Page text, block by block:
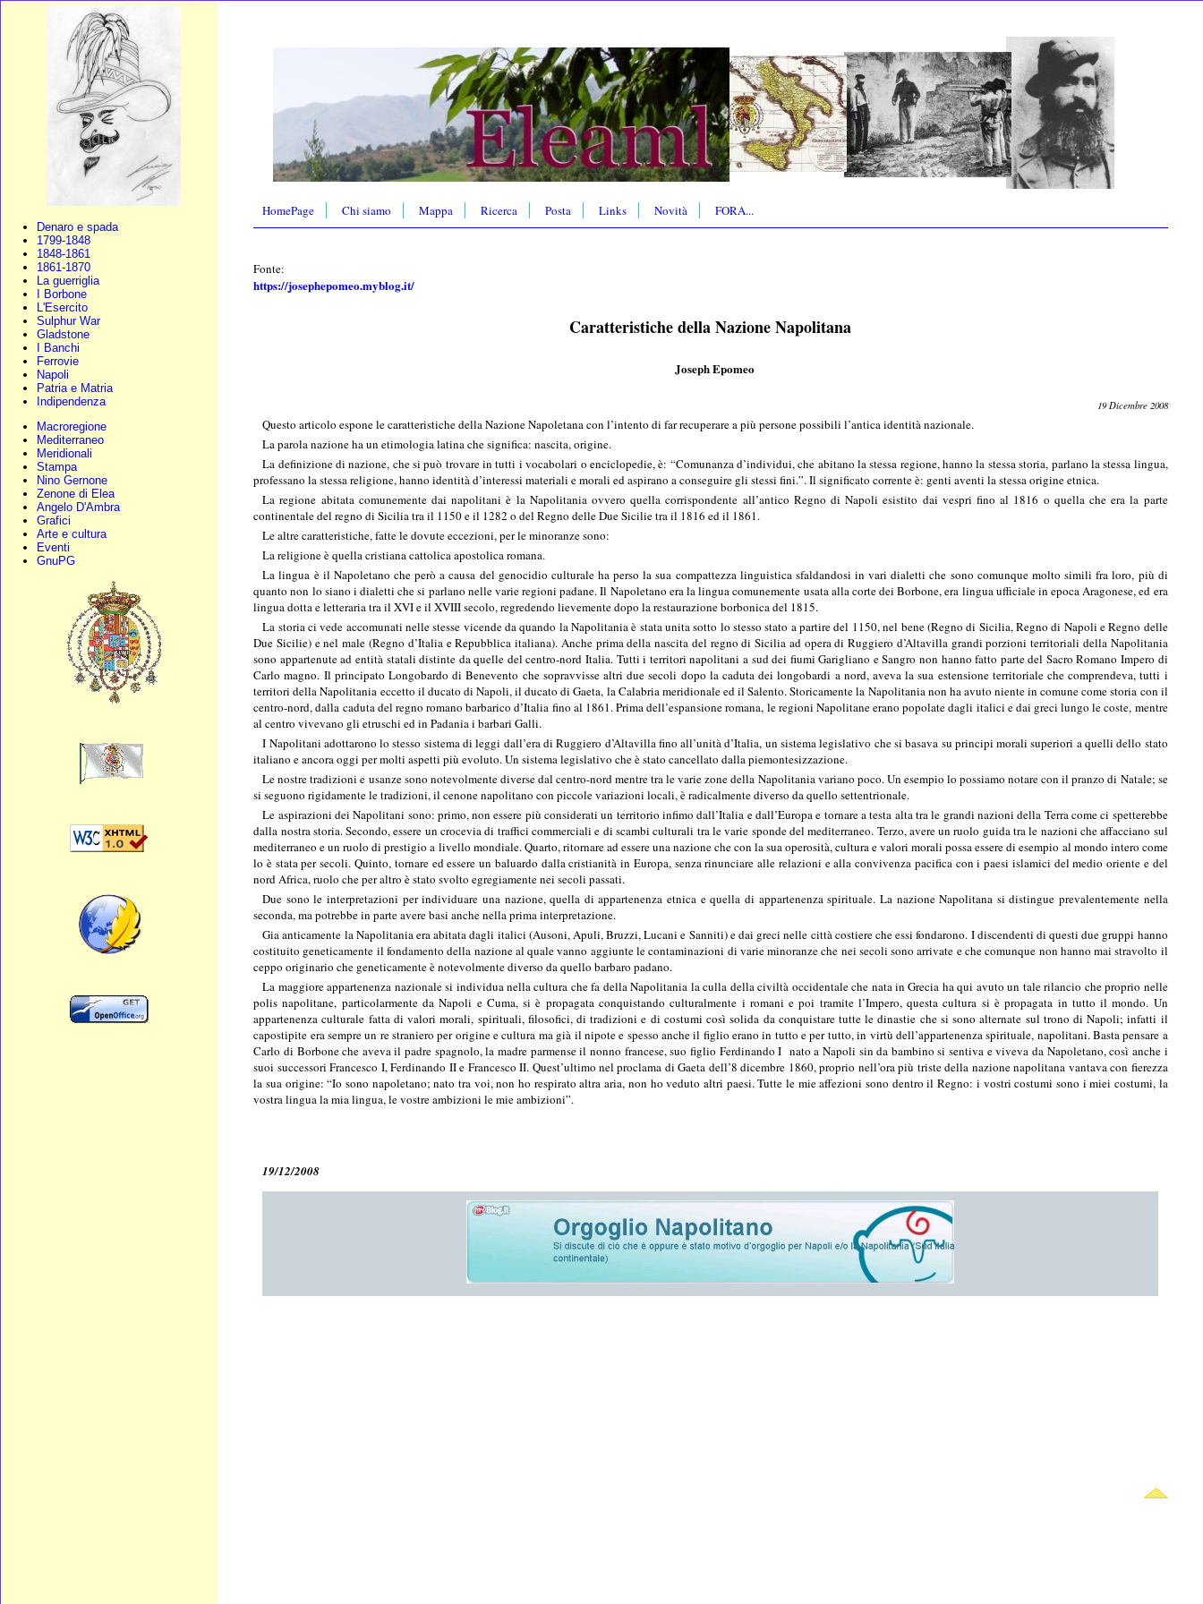
Denaro e spada
1799-1848
1848-1861
1861-1870
La guerriglia
I Borbone
L'Esercito
Sulphur War
Gladstone
I Banchi
Ferrovie
Napoli
Patria e Matria
Indipendenza
Macroregione
Mediterraneo
Meridionali
Stampa
Nino Gernone
Zenone di Elea
Angelo D'Ambra
Grafici
Arte e cultura
Eventi
GnuPG
HomePage Chi siamo Mappa Ricerca Posta Links Novità FORA...
Fonte:
https://josephepomeo.myblog.it/
Caratteristiche della Nazione Napolitana
Joseph Epomeo
19 Dicembre 2008
Questo articolo espone le caratteristiche della Nazione Napoletana con l’intento di far recuperare a più persone possibili l’antica identità nazionale.
La parola nazione ha un etimologia latina che significa: nascita, origine.
La definizione di nazione, che si può trovare in tutti i vocabolari o enciclopedie, è: “Comunanza d’individui, che abitano la stessa regione, hanno la stessa storia, parlano la stessa lingua,
professano la stessa religione, hanno identità d’interessi materiali e morali ed aspirano a conseguire gli stessi fini.”. Il significato corrente è: genti aventi la stessa origine etnica.
La regione abitata comunemente dai napolitani è la Napolitania ovvero quella corrispondente all’antico Regno di Napoli esistito dai vespri fino al 1816 o quella che era la parte
continentale del regno di Sicilia tra il 1150 e il 1282 o del Regno delle Due Sicilie tra il 1816 ed il 1861.
Le altre caratteristiche, fatte le dovute eccezioni, per le minoranze sono:
La religione è quella cristiana cattolica apostolica romana.
La lingua è il Napoletano che però a causa del genocidio culturale ha perso la sua compattezza linguistica sfaldandosi in vari dialetti che sono comunque molto simili fra loro, più di
quanto non lo siano i dialetti che si parlano nelle varie regioni padane. Il Napoletano era la lingua comunemente usata alla corte dei Borbone, era lingua ufficiale in epoca Aragonese, ed era
lingua dotta e letteraria tra il XVI e il XVIII secolo, regredendo lievemente dopo la restaurazione borbonica del 1815.
La storia ci vede accomunati nelle stesse vicende da quando la Napolitania è stata unita sotto lo stesso stato a partire del 1150, nel bene (Regno di Sicilia, Regno di Napoli e Regno delle
Due Sicilie) e nel male (Regno d’Italia e Repubblica italiana). Anche prima della nascita del regno di Sicilia ad opera di Ruggiero d’Altavilla grandi porzioni territoriali della Napolitania
sono appartenute ad entità statali distinte da quelle del centro-nord Italia. Tutti i territori napolitani a sud dei fiumi Garigliano e Sangro non hanno fatto parte del Sacro Romano Impero di
Carlo magno. Il principato Longobardo di Benevento che sopravvisse altri due secoli dopo la caduta dei longobardi a nord, aveva la sua estensione territoriale che comprendeva, tutti i
territori della Napolitania eccetto il ducato di Napoli, il ducato di Gaeta, la Calabria meridionale ed il Salento. Storicamente la Napolitania non ha avuto niente in comune come storia con il
centro-nord, dalla caduta del regno romano barbarico d’Italia fino al 1861. Prima dell’espansione romana, le regioni Napolitane erano popolate dagli italici e dai greci lungo le coste, mentre
al centro vivevano gli etruschi ed in Padania i barbari Galli.
I Napolitani adottarono lo stesso sistema di leggi dall’era di Ruggiero d’Altavilla fino all’unità d’Italia, un sistema legislativo che si basava su principi morali superiori a quelli dello stato
italiano e ancora oggi per molti aspetti più evoluto. Un sistema legislativo che è stato cancellato dalla piemontesizzazione.
Le nostre tradizioni e usanze sono notevolmente diverse dal centro-nord mentre tra le varie zone della Napolitania variano poco. Un esempio lo possiamo notare con il pranzo di Natale; se
si seguono rigidamente le tradizioni, il cenone napolitano con piccole variazioni locali, è radicalmente diverso da quello settentrionale.
Le aspirazioni dei Napolitani sono: primo, non essere più considerati un territorio infimo dall’Italia e dall’Europa e tornare a testa alta tra le grandi nazioni della Terra come ci spetterebbe
dalla nostra storia. Secondo, essere un crocevia di traffici commerciali e di scambi culturali tra le varie sponde del mediterraneo. Terzo, avere un ruolo guida tra le nazioni che affacciano sul
mediterraneo e un ruolo di prestigio a livello mondiale. Quarto, ritornare ad essere una nazione che con la sua operosità, cultura e valori morali possa essere di esempio al mondo intero come
lo è stata per secoli. Quinto, tornare ed essere un baluardo dalla cristianità in Europa, senza rinunciare alle relazioni e alla convivenza pacifica con i paesi islamici del medio oriente e del
nord Africa, ruolo che per altro è stato svolto egregiamente nei secoli passati.
Due sono le interpretazioni per individuare una nazione, quella di appartenenza etnica e quella di appartenenza spirituale. La nazione Napolitana si distingue prevalentemente nella
seconda, ma potrebbe in parte avere basi anche nella prima interpretazione.
Gia anticamente la Napolitania era abitata dagli italici (Ausoni, Apuli, Bruzzi, Lucani e Sanniti) e dai greci nelle città costiere che essi fondarono. I discendenti di questi due gruppi hanno
costituito geneticamente il fondamento della nazione al quale vanno aggiunte le contaminazioni di varie minoranze che nei secoli sono arrivate e che comunque non hanno mai stravolto il
ceppo originario che geneticamente è notevolmente diverso da quello barbaro padano.
La maggiore appartenenza nazionale si individua nella cultura che fa della Napolitania la culla della civiltà occidentale che nata in Grecia ha qui avuto un tale rilancio che proprio nelle
polis napolitane, particolarmente da Napoli e Cuma, si è propagata conquistando culturalmente i romani e poi tramite l’Impero, questa cultura si è propagata in tutto il mondo. Un
appartenenza culturale fatta di valori morali, spirituali, filosofici, di tradizioni e di costumi così solida da conquistare tutte le dinastie che si sono alternate sul trono di Napoli; infatti il
capostipite era sempre un re straniero per origine e cultura ma già il nipote e spesso anche il figlio erano in tutto e per tutto, in virtù dell’appartenenza spirituale, napolitani. Basta pensare a
Carlo di Borbone che aveva il padre spagnolo, la madre parmense il nonno francese, suo figlio Ferdinando I nato a Napoli sin da bambino si sentiva e viveva da Napoletano, così anche i
suoi successori Francesco I, Ferdinando II e Francesco II. Quest’ultimo nel proclama di Gaeta dell’8 dicembre 1860, proprio nell’ora più triste della nazione napolitana vantava con fierezza
la sua origine: “Io sono napoletano; nato tra voi, non ho respirato altra aria, non ho veduto altri paesi. Tutte le mie affezioni sono dentro il Regno: i vostri costumi sono i miei costumi, la
vostra lingua la mia lingua, le vostre ambizioni le mie ambizioni”.
19/12/2008